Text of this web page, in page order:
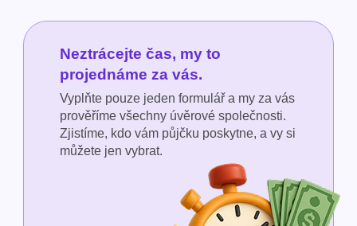
Neztrácejte čas, my to
projednáme za vás.
Vyplňte pouze jeden formulář a my za vás
prověříme všechny úvěrové společnosti.
Zjistíme, kdo vám půjčku poskytne, a vy si
můžete jen vybrat.